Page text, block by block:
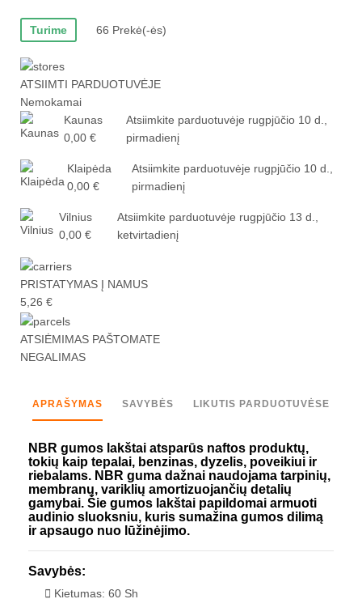
Turime 66 Prekė(-ės)
ATSIIMTI PARDUOTUVĖJE
Nemokamai
Kaunas
0,00 €
Atsiimkite parduotuvėje rugpjūčio 10 d.,
pirmadienį
Klaipėda
0,00 €
Atsiimkite parduotuvėje rugpjūčio 10 d.,
pirmadienį
Vilnius
0,00 €
Atsiimkite parduotuvėje rugpjūčio 13 d.,
ketvirtadienį
PRISTATYMAS Į NAMUS
5,26 €
ATSIĖMIMAS PAŠTOMATE
NEGALIMAS
APRAŠYMAS SAVYBĖS LIKUTIS PARDUOTUVĖSE
NBR gumos lakštai atsparūs naftos produktų,
tokių kaip tepalai, benzinas, dyzelis, poveikiui ir
riebalams. NBR guma dažnai naudojama tarpinių,
membranų, variklių amortizuojančių detalių
gamybai. Šie gumos lakštai papildomai armuoti
audinio sluoksniu, kuris sumažina gumos dilimą
ir apsaugo nuo lūžinėjimo.
Savybės:
Kietumas: 60 Sh